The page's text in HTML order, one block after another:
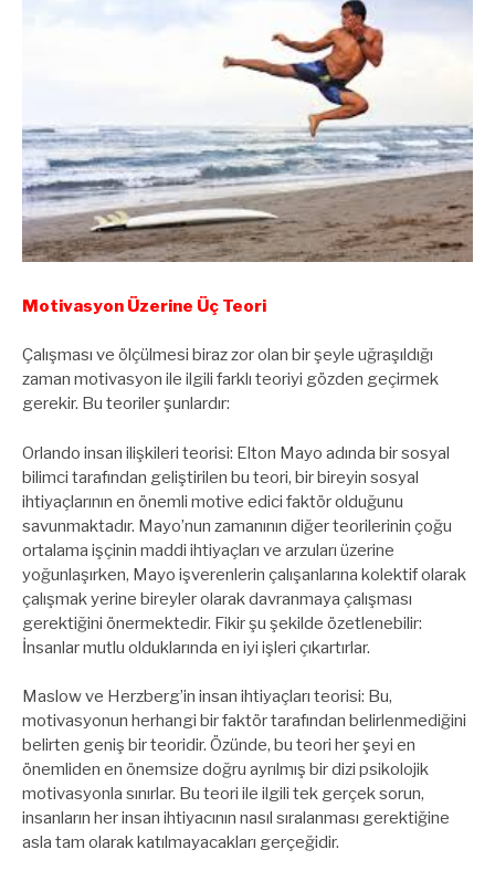
Motivasyon Üzerine Üç Teori
Çalışması ve ölçülmesi biraz zor olan bir şeyle uğraşıldığı
zaman motivasyon ile ilgili farklı teoriyi gözden geçirmek
gerekir. Bu teoriler şunlardır:
Orlando insan ilişkileri teorisi: Elton Mayo adında bir sosyal
bilimci tarafından geliştirilen bu teori, bir bireyin sosyal
ihtiyaçlarının en önemli motive edici faktör olduğunu
savunmaktadır. Mayo’nun zamanının diğer teorilerinin çoğu
ortalama işçinin maddi ihtiyaçları ve arzuları üzerine
yoğunlaşırken, Mayo işverenlerin çalışanlarına kolektif olarak
çalışmak yerine bireyler olarak davranmaya çalışması
gerektiğini önermektedir. Fikir şu şekilde özetlenebilir:
İnsanlar mutlu olduklarında en iyi işleri çıkartırlar.
Maslow ve Herzberg’in insan ihtiyaçları teorisi: Bu,
motivasyonun herhangi bir faktör tarafından belirlenmediğini
belirten geniş bir teoridir. Özünde, bu teori her şeyi en
önemliden en önemsize doğru ayrılmış bir dizi psikolojik
motivasyonla sınırlar. Bu teori ile ilgili tek gerçek sorun,
insanların her insan ihtiyacının nasıl sıralanması gerektiğine
asla tam olarak katılmayacakları gerçeğidir.